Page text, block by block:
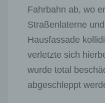
Fahrbahn ab, wo
Straßenlaterne
Hausfassade
verletzte sich
wurde total
abgeschleppt